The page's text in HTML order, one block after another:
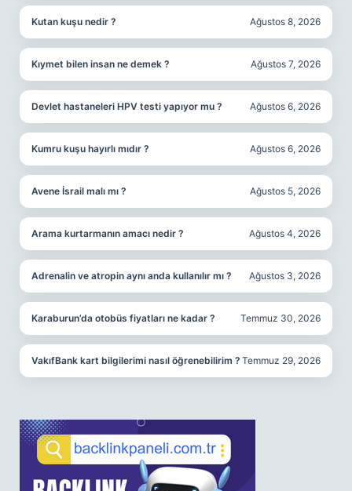
Kutan kuşu nedir ? Ağustos 8, 2026
Kıymet bilen insan ne demek ? Ağustos 7, 2026
Devlet hastaneleri HPV testi yapıyor mu ? Ağustos 6, 2026
Kumru kuşu hayırlı mıdır ? Ağustos 6, 2026
Avene İsrail malı mı ? Ağustos 5, 2026
Arama kurtarmanın amacı nedir ? Ağustos 4, 2026
Adrenalin ve atropin aynı anda kullanılır mı ? Ağustos 3, 2026
Karaburun’da otobüs fiyatları ne kadar ? Temmuz 30, 2026
VakıfBank kart bilgilerimi nasıl öğrenebilirim ? Temmuz 29, 2026